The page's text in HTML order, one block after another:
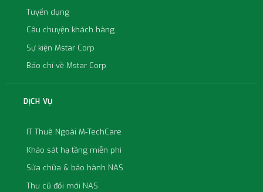
Tuyển dụng
Câu chuyện khách hàng
Sự kiện Mstar Corp
Báo chí về Mstar Corp
DỊCH VỤ
IT Thuê Ngoài M-TechCare
Khảo sát hạ tầng miễn phí
Sửa chữa & bảo hành NAS
Thu cũ đổi mới NAS